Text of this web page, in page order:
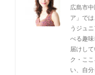
広島市
ア」で
うジュ
べる趣
届けし
ク・こ
い、自